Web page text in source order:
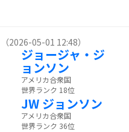
（2026-05-01 12:48）
ジョージャ・ジ
ョンソン
アメリカ合衆国
世界ランク 18位
JW ジョンソン
アメリカ合衆国
世界ランク 36位